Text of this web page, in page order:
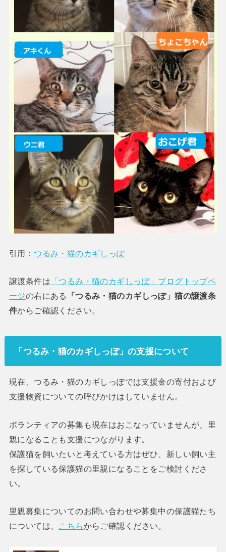
引用：つるみ・猫のカギしっぽ
譲渡条件は 「つるみ・猫のカギしっぽ」ブログトップペ
ージの右にある
「つるみ・猫のカギしっぽ」猫の譲渡条
件からご確認ください。
「つるみ・猫のカギしっぽ」の支援について
現在、つるみ・猫のカギしっぽでは支援金の寄付および
支援物資についての呼びかけはしていません。
ボランティアの募集も現在はおこなっていませんが、里
親になることも支援につながります。
保護猫を飼いたいと考えている方はぜひ、新しい飼い主
を探している保護猫の里親になることをご検討くださ
い。
里親募集についてのお問い合わせや募集中の保護猫たち
については、 こちらからご確認ください。